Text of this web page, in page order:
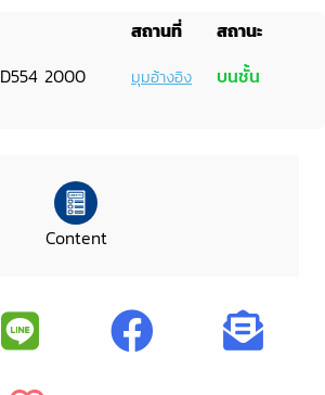
สถานที่
สถานะ
2000
มุมอ้างอิง บนชั้น
Content